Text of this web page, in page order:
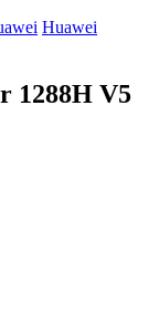
Huawei
1288H V5